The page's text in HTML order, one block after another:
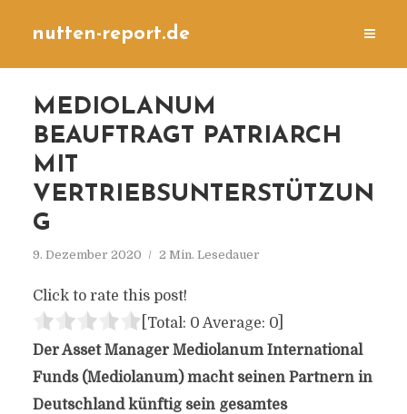
nutten-report.de
MEDIOLANUM
BEAUFTRAGT PATRIARCH
MIT
VERTRIEBSUNTERSTÜTZUN
G
9. Dezember 2020 2 Min. Lesedauer
Click to rate this post!
[Total: 0 Average: 0]
Der Asset Manager Mediolanum International
Funds (Mediolanum) macht seinen Partnern in
Deutschland künftig sein gesamtes